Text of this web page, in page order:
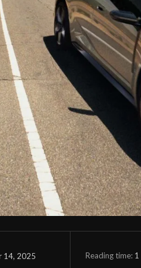
14, 2025 Reading time: 1